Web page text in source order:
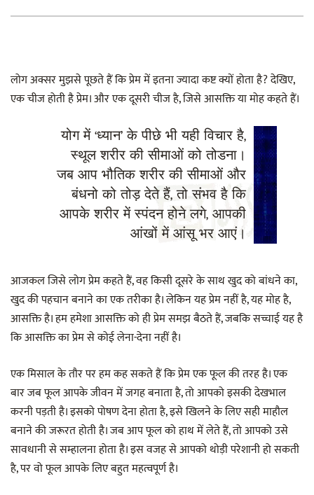
लोग अक्सर मुझसे पूछते हैं कि प्रेम में इतना ज्यादा कष्ट क्यों होता है? देखिए,
एक चीज होती है प्रेम। और एक दूसरी चीज है, जिसे आसक्ति या मोह कहते हैं।
योग में ‘ध्यान’ के पीछे भी यही विचार है,
स्थूल शरीर की सीमाओं को तोडना।
जब आप भौतिक शरीर की सीमाओं और
बंधनो को तोड़ देते हैं, तो संभव है कि
आपके शरीर में स्पंदन होने लगे, आपकी
आंखों में आंसू भर आएं।
आजकल जिसे लोग प्रेम कहते हैं, वह किसी दूसरे के साथ खुद को बांधने का,
खुद की पहचान बनाने का एक तरीका है। लेकिन यह प्रेम नहीं है, यह मोह है,
आसक्ति है। हम हमेशा आसक्ति को ही प्रेम समझ बैठते हैं, जबकि सच्चाई यह है
कि आसक्ति का प्रेम से कोई लेना-देना नहीं है।
एक मिसाल के तौर पर हम कह सकते हैं कि प्रेम एक फूल की तरह है। एक
बार जब फूल आपके जीवन में जगह बनाता है, तो आपको इसकी देखभाल
करनी पड़ती है। इसको पोषण देना होता है, इसे खिलने के लिए सही माहौल
बनाने की जरूरत होती है। जब आप फूल को हाथ में लेते हैं, तो आपको उसे
सावधानी से सम्हालना होता है। इस वजह से आपको थोड़ी परेशानी हो सकती
है, पर वो फूल आपके लिए बहुत महत्वपूर्ण है।